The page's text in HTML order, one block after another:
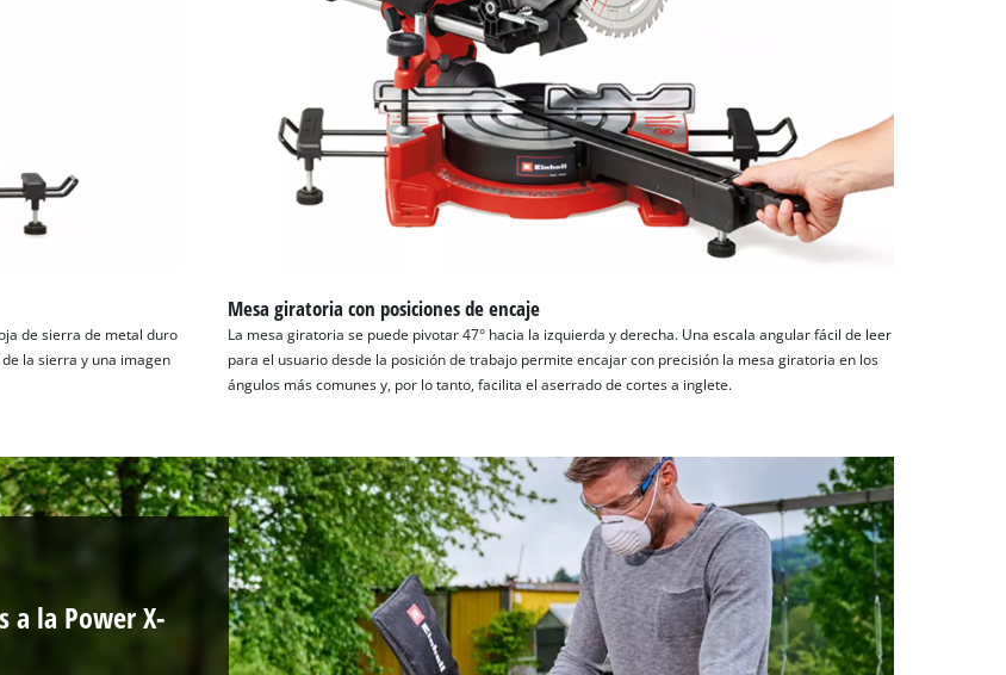
de sierra de metal duro
la sierra y una imagen
Mesa giratoria con posiciones de encaje
La mesa giratoria se puede pivotar 47° hacia la izquierda y derecha. Una escala angular fácil de leer
para el usuario desde la posición de trabajo permite encajar con precisión la mesa giratoria en los
ángulos más comunes y, por lo tanto, facilita el aserrado de cortes a inglete.
a la Power X-